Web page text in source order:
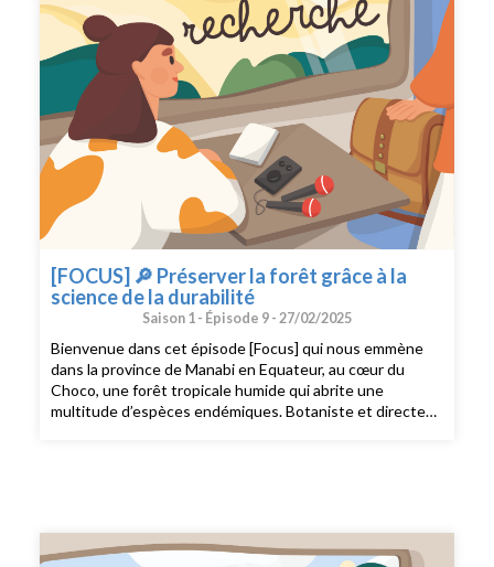
[FOCUS] 🔎 Préserver la forêt grâce à la
science de la durabilité
Saison 1 - Épisode 9 - 27/02/2025
Bienvenue dans cet épisode [Focus] qui nous emmène
dans la province de Manabi en Equateur, au cœur du
Choco, une forêt tropicale humide qui abrite une
multitude d’espèces endémiques. Botaniste et directeur
locales. Ce projet illustre ce que Thomas appelle la
science de la durabilité. Aurélie Sutter et Louise